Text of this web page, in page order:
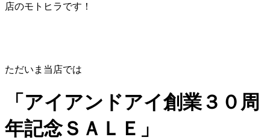
店のモトヒラです！
ただいま当店では
「アイアンドアイ創業３０周
年記念ＳＡＬＥ」